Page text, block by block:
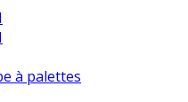
à palettes